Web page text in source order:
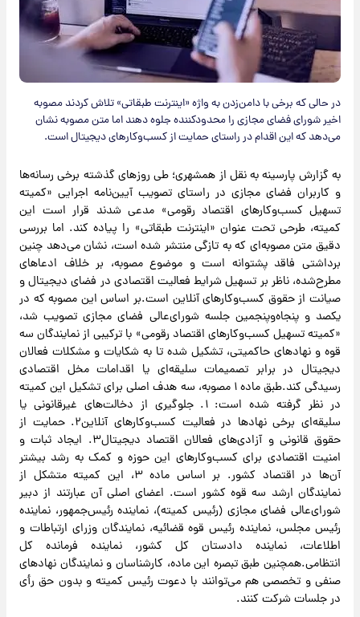
در حالی که برخی با دامن‌زدن به واژه «اینترنت طبقاتی» تلاش کردند مصوبه
اخیر شورای‌ فضای مجازی را محدودکننده جلوه دهند اما متن مصوبه نشان
می‌دهد که این اقدام در راستای حمایت از کسب‌وکارهای دیجیتال است.
به گزارش پارسینه به نقل از همشهری؛ طی روزهای گذشته برخی رسانه‌ها
و کاربران فضای مجازی در راستای تصویب آیین‌نامه اجرایی «کمیته
تسهیل کسب‌وکارهای اقتصاد رقومی» مدعی شدند قرار است این
کمیته، طرحی تحت عنوان «اینترنت طبقاتی» را پیاده کند. اما بررسی
دقیق متن مصوبه‌ای که به تازگی منتشر شده است، نشان می‌دهد چنین
برداشتی فاقد پشتوانه است و موضوع مصوبه، بر خلاف ادعاهای
مطرح‌شده، ناظر بر تسهیل شرایط فعالیت اقتصادی در فضای دیجیتال و
صیانت از حقوق کسب‌وکارهای آنلاین است.بر اساس این مصوبه که در
یکصد و پنجاه‌وپنجمین جلسه شورای‌عالی فضای مجازی تصویب شد،
«کمیته تسهیل کسب‌وکارهای اقتصاد رقومی» با ترکیبی از نمایندگان سه
قوه و نهادهای حاکمیتی، تشکیل شده تا به شکایات و مشکلات فعالان
دیجیتال در برابر تصمیمات سلیقه‌ای یا اقدامات مخل اقتصادی
رسیدگی کند.طبق ماده ۱ مصوبه، سه هدف اصلی برای تشکیل این کمیته
در نظر گرفته شده است: ۱. جلوگیری از دخالت‌های غیرقانونی یا
سلیقه‌ای برخی نهادها در فعالیت کسب‌وکارهای آنلاین۲. حمایت از
حقوق قانونی و آزادی‌های فعالان اقتصاد دیجیتال۳. ایجاد ثبات و
امنیت اقتصادی برای کسب‌وکارهای این حوزه و کمک به رشد بیشتر
آن‌ها در اقتصاد کشور. بر اساس ماده ۳، این کمیته متشکل از
نمایندگان ارشد سه قوه کشور است. اعضای اصلی آن عبارتند از دبیر
شورای‌عالی فضای مجازی (رئیس کمیته)، نماینده رئیس‌جمهور، نماینده
رئیس مجلس، نماینده رئیس قوه قضائیه، نمایندگان وزرای ارتباطات و
اطلاعات، نماینده دادستان کل کشور، نماینده فرمانده کل
انتظامی.همچنین طبق تبصره این ماده، کارشناسان و نمایندگان نهادهای
صنفی و تخصصی هم می‌توانند با دعوت رئیس کمیته و بدون حق رأی
در جلسات شرکت کنند.